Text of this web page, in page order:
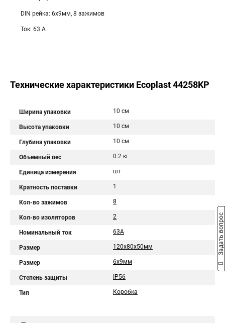
DIN рейка: 6х9мм, 8 зажимов
Ток: 63 А
Технические характеристики Ecoplast 44258KP
Ширина упаковки 10 см
Высота упаковки 10 см
Глубина упаковки 10 см
Объемный вес 0.2 кг
Единица измерения шт
Кратность поставки 1
Кол-во зажимов 8
Кол-во изоляторов 2
Номинальный ток 63А
Размер 120х80х50мм
Размер 6х9мм
Степень защиты IP56
Тип Коробка
Задать вопрос